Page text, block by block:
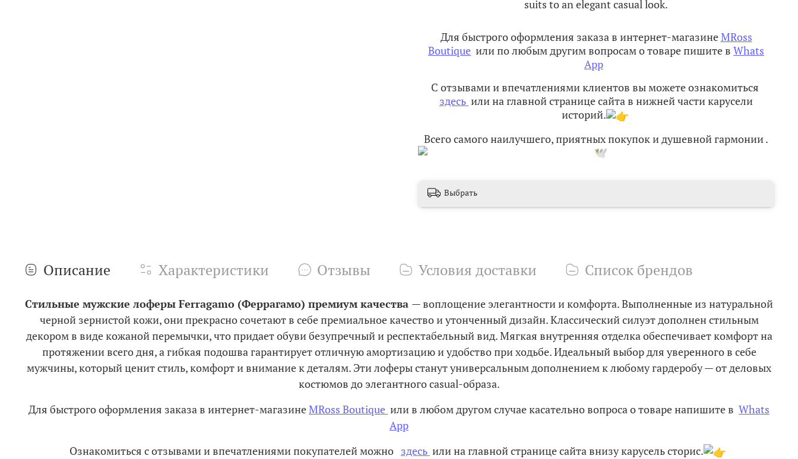
suits toan elegant casual look.
Для быстрого оформления заказа в интернет-магазинеMRoss
Boutique или по любым другим вопросам о товаре пишите в Whats
App
С отзывами и впечатлениями клиентов вы можете ознакомиться
здесь или на главной странице сайта в нижней части карусели
историй.
Всего самого наилучшего, приятных покупок и душевной гармонии.
Выбрать
Описание Характеристики Отзывы Условия доставки Список брендов
Стильные мужские лоферы Ferragamo (Феррагамо) премиум качества — воплощение элегантности и комфорта. Выполненные из натуральной
черной зернистой кожи, они прекрасно сочетают в себе премиальное качество и утонченный дизайн. Классический силуэт дополнен стильным
декором в виде кожаной перемычки, что придает обуви безупречный и респектабельный вид.Мягкая внутренняя отделка обеспечивает комфорт на
протяжении всего дня, а гибкая подошва гарантирует отличную амортизацию и удобство при ходьбе. Идеальный выбор для уверенного в себе
мужчины, который ценит стиль, комфорт и внимание к деталям. Эти лоферы станут универсальным дополнением к любому гардеробу — от деловых
костюмов до элегантного casual-образа.
Для быстрого оформления заказа в интернет-магазинеMRoss Boutique или в любом другом случае касательно вопроса о товаре напишите в Whats
App
Ознакомиться с отзывами и впечатлениями покупателей можно здесь или на главной странице сайта внизу карусель сторис.